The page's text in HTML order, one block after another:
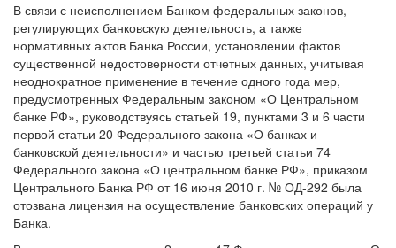
В связи с неисполнением Банком федеральных законов,
регулирующих банковскую деятельность, а также
нормативных актов Банка России, установлении фактов
существенной недостоверности отчетных данных, учитывая
неоднократное применение в течение одного года мер,
предусмотренных Федеральным законом «О Центральном
банке РФ», руководствуясь статьей 19, пунктами 3 и 6 части
первой статьи 20 Федерального закона «О банках и
банковской деятельности» и частью третьей статьи 74
Федерального закона «О центральном банке РФ», приказом
Центрального Банка РФ от 16 июня 2010 г. № ОД-292 была
отозвана лицензия на осуществление банковских операций у
Банка.